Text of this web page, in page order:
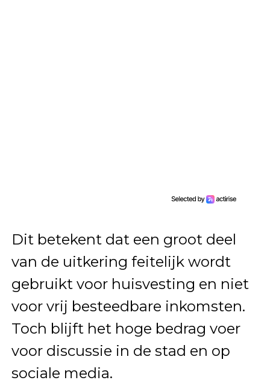
Dit betekent dat een groot deel
van de uitkering feitelijk wordt
gebruikt voor huisvesting en niet
voor vrij besteedbare inkomsten.
Toch blijft het hoge bedrag voer
voor discussie in de stad en op
sociale media.